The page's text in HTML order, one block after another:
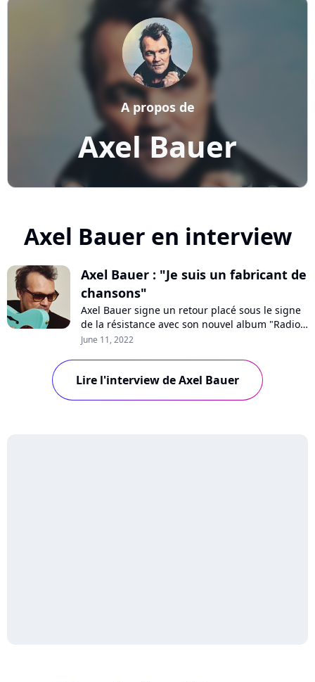
Axel Bauer
A propos de
Axel Bauer en interview
Axel Bauer : "Je suis un fabricant de
chansons"
Axel Bauer signe un retour placé sous le signe
de la résistance avec son nouvel album "Radio
Londres", où résonne la voix de son père,
Rencontre passionnante avec un insatiable
musicien qui ne veut pas lâcher les guitares.
June 11, 2022
Lire l'interview de Axel Bauer